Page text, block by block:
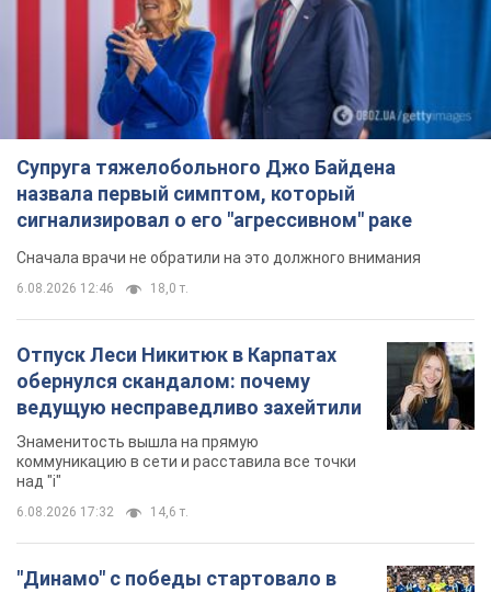
Супруга тяжелобольного Джо Байдена
назвала первый симптом, который
сигнализировал о его "агрессивном" раке
Сначала врачи не обратили на это должного внимания
6.08.2026 12:46 18,0 т.
Отпуск Леси Никитюк в Карпатах
обернулся скандалом: почему
ведущую несправедливо захейтили
Знаменитость вышла на прямую
коммуникацию в сети и расставила все точки
над "i"
6.08.2026 17:32 14,6 т.
"Динамо" с победы стартовало в